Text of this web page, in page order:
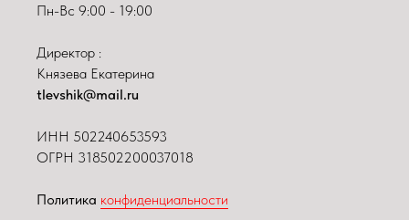
Пн-Вс 9:00 - 19:00
Директор :
Князева Екатерина
tlevshik@mail.ru
ИНН 502240653593
ОГРН 318502200037018
Политика конфиденциальности